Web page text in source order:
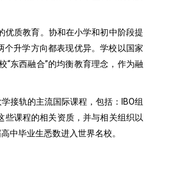
优质教育。协和在小学和初中阶段提
个升学方向都表现优异。学校以国家
东西融合”的均衡教育理念，作为融
接轨的主流国际课程，包括：IBO组
些课程的相关资质，并与相关组织以
中毕业生悉数进入世界名校。